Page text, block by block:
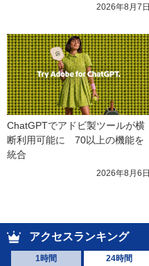
2026年8月7日
ChatGPTでアドビ製ツールが横
断利用可能に　70以上の機能を
統合
2026年8月6日
アクセスランキング
1時間 24時間